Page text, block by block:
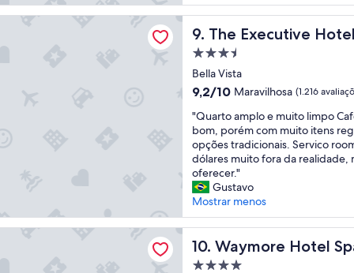
e
r
s
i
f
c
a
d
o
,
f
r
u
a
s
p
c
a
d
o
s
e
a
t
e
n
c
i
o
s
o
s
a
a
m
s
f
i
a
n
o
h
o
t
e
l
a
o
9. The Executive Hotel
The Executive Hotel
Propriedade
3.5
estrelas
Bella Vista
9.2
10,
Maravilhosa,
(1.216
avaliações)
9,2/10 Maravilhosa (1.216
"
Q
u
a
r
t
o
a
m
p
"Quarto amplo e muito limpo
bom, porém com muito itens
opções tradicionais. Servico
dólares muito fora da realidade,
oferecer."
Gustavo
Mostrar menos
Hotel
10. Waymore Hotel
Waymore Hotel Spa &
Propriedade
Hotel Spa & Casino